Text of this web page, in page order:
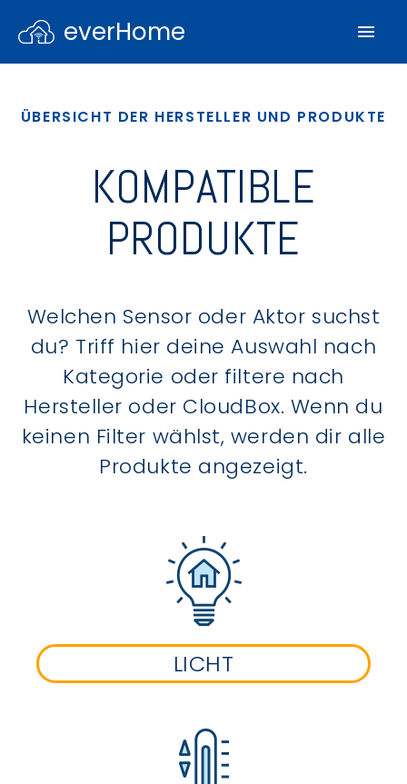
everHome
ÜBERSICHT DER HERSTELLER UND PRODUKTE
KOMPATIBLE
PRODUKTE
Welchen Sensor oder Aktor suchst
du? Triff hier deine Auswahl nach
Kategorie oder filtere nach
Hersteller oder CloudBox. Wenn du
keinen Filter wählst, werden dir alle
Produkte angezeigt.
LICHT